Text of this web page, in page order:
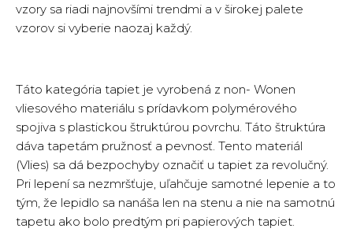
vzory sa riadi najnovšími trendmi a v širokej palete
vzorov si vyberie naozaj každý.
Táto kategória tapiet je vyrobená z non- Wonen
vliesového materiálu s prídavkom polymérového
spojiva s plastickou štruktúrou povrchu. Táto štruktúra
dáva tapetám pružnosť a pevnosť. Tento materiál
(Vlies) sa dá bezpochyby označiť u tapiet za revolučný.
Pri lepení sa nezmršťuje, uľahčuje samotné lepenie a to
tým, že lepidlo sa nanáša len na stenu a nie na samotnú
tapetu ako bolo predtým pri papierových tapiet.